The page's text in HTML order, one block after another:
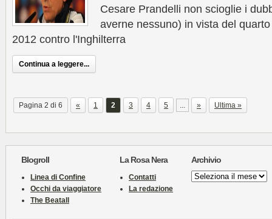
Cesare Prandelli non scioglie i
averne nessuno) in vista del
2012 contro l'Inghilterra
Continua a leggere...
Pagina 2 di 6 « 1 2 3 4 5 ... » Ultima »
Blogroll
Linea di Confine
Occhi da viaggiatore
The Beatall
La Rosa Nera
Contatti
La redazione
Archivio
Archivio